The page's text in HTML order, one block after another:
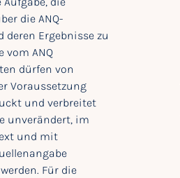
die ANQ-
deren Ergebnisse zu
vom ANQ
dürfen von
Voraussetzung
und verbreitet
unverändert, im
und mit
Für die